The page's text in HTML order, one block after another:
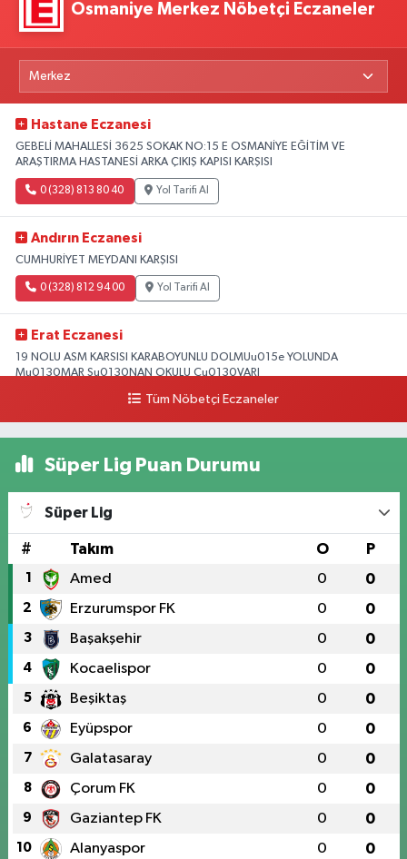
Osmaniye Merkez Nöbetçi Eczaneler
Hastane Eczanesi
GEBELİ MAHALLESİ 3625 SOKAK NO:15 E OSMANİYE EĞİTİM VE
ARAŞTIRMA HASTANESİ ARKA ÇIKIŞ KAPISI KARŞISI
0 (328) 813 80 40 Yol Tarifi Al
Andırın Eczanesi
CUMHURİYET MEYDANI KARŞISI
0 (328) 812 94 00 Yol Tarifi Al
Erat Eczanesi
19 NOLU ASM KARSISI KARABOYUNLU DOLMUu015e YOLUNDA
Mu0130MAR Su0130NAN OKULU Cu0130VARI
Yol Tarifi Al
Tüm Nöbetçi Eczaneler
Süper Lig Puan Durumu
Süper Lig
# Takım O P
1 Amed 0 0
2 Erzurumspor FK 0 0
3 Başakşehir 0 0
4 Kocaelispor 0 0
5 Beşiktaş 0 0
6 Eyüpspor 0 0
7 Galatasaray 0 0
8 Çorum FK 0 0
9 Gaziantep FK 0 0
10 Alanyaspor 0 0